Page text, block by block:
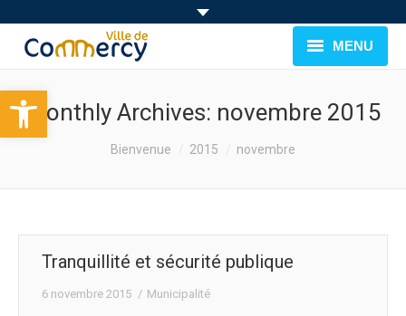
Ouvrir la barre d’outils
MENU
MUNICIPALITÉ
EVÉNEMENTS
Monthly Archives: novembre 2015
Bienvenue 2015 novembre
Tranquillité et sécurité publique
6 novembre 2015 Municipalité